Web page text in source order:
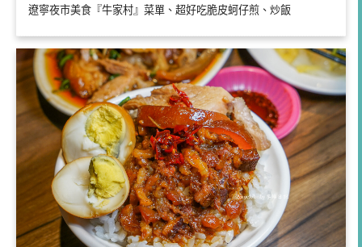
遼寧夜市美食『牛家村』菜單、超好吃脆皮蚵仔煎、炒飯